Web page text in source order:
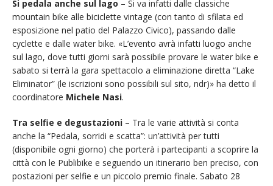
Si pedala anche sul lago – Si va infatti dalle classiche
mountain bike alle biciclette vintage (con tanto di sfilata ed
esposizione nel patio del Palazzo Civico), passando dalle
cyclette e dalle water bike. «L’evento avrà infatti luogo anche
sul lago, dove tutti giorni sarà possibile provare le water bike e
sabato si terrà la gara spettacolo a eliminazione diretta “Lake
Eliminator” (le iscrizioni sono possibili sul sito, ndr)» ha detto il
coordinatore Michele Nasi.
Tra selfie e degustazioni – Tra le varie attività si conta
anche la “Pedala, sorridi e scatta”: un’attività per tutti
(disponibile ogni giorno) che porterà i partecipanti a scoprire la
città con le Publibike e seguendo un itinerario ben preciso, con
postazioni per selfie e un piccolo premio finale. Sabato 28